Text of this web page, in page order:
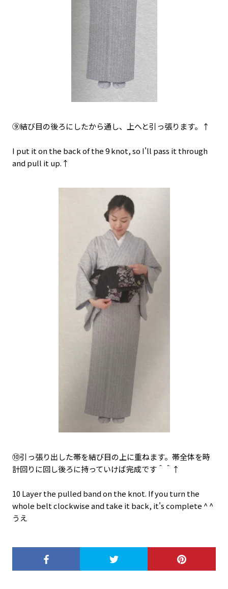
⑨結び目の後ろにしたから通し、上へと引っ張ります。↑
I put it on the back of the 9 knot, so I'll pass it through
and pull it up.↑
⑩引っ張り出した帯を結び目の上に重ねます。帯全体を時
計回りに回し後ろに持っていけば完成です＾＾↑
10 Layer the pulled band on the knot. If you turn the
whole belt clockwise and take it back, it's complete ^ ^
うえ